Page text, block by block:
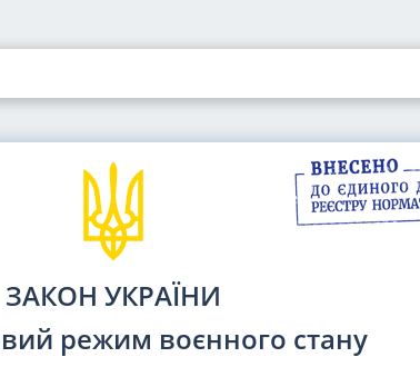
ЗАКОН УКРАЇНИ
режим воєнного стану